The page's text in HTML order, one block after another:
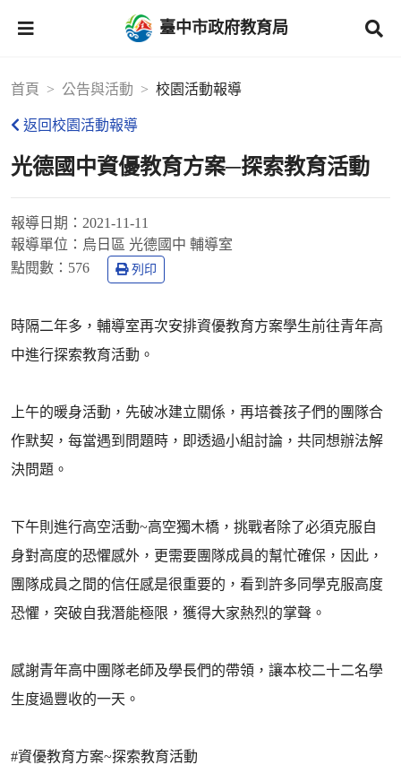
臺中市政府教育局
首頁 公告與活動 校園活動報導
返回校園活動報導
光德國中資優教育方案─探索教育活動
報導日期： 2021-11-11
報導單位： 烏日區 光德國中 輔導室
點閱數： 576 列印
時隔二年多，輔導室再次安排資優教育方案學生前往青年高
中進行探索教育活動。
上午的暖身活動，先破冰建立關係，再培養孩子們的團隊合
作默契，每當遇到問題時，即透過小組討論，共同想辦法解
決問題。
下午則進行高空活動~高空獨木橋，挑戰者除了必須克服自
身對高度的恐懼感外，更需要團隊成員的幫忙確保，因此，
團隊成員之間的信任感是很重要的，看到許多同學克服高度
恐懼，突破自我潛能極限，獲得大家熱烈的掌聲。
感謝青年高中團隊老師及學長們的帶領，讓本校二十二名學
生度過豐收的一天。
#資優教育方案~探索教育活動